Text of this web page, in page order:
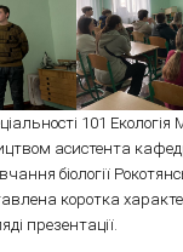
101
асистента
біології
коротка
презентації.